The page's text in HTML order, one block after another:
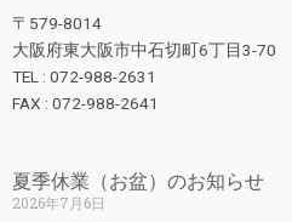
〒579-8014
大阪府東大阪市中石切町6丁目3-70
TEL : 072-988-2631
FAX : 072-988-2641
夏季休業（お盆）のお知らせ
2026年7月6日